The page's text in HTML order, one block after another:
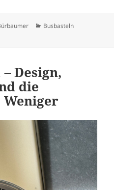
Kategorien
Busbasteln
Rückfahrkamera nachrüsten –
Design,
die
Weniger